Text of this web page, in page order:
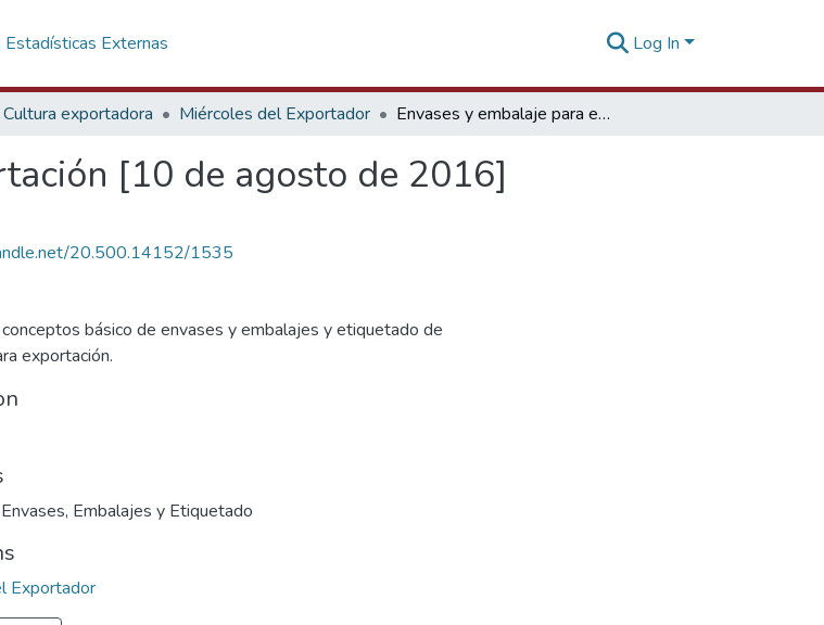
Estadísticas Externas Log In
Cultura exportadora Miércoles del Exportador Envases y embalaje para exportación [10 de agosto de 2016]
[10 de agosto de 2016]
20.500.14152/1535
básico de envases y embalajes y etiquetado de
exportación.
Envases, Embalajes y Etiquetado
Exportador